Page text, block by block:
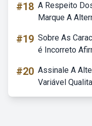
#18 A Respeito
Marque A
#19 Sobre As
é Incorreto
#20 Assinale A
Variável